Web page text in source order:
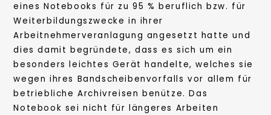
eines Notebooks für zu 95 % beruflich bzw. für
Weiterbildungszwecke in ihrer
Arbeitnehmerveranlagung angesetzt hatte und
dies damit begründete, dass es sich um ein
besonders leichtes Gerät handelte, welches sie
wegen ihres Bandscheibenvorfalls vor allem für
betriebliche Archivreisen benütze. Das
Notebook sei nicht für längeres Arbeiten